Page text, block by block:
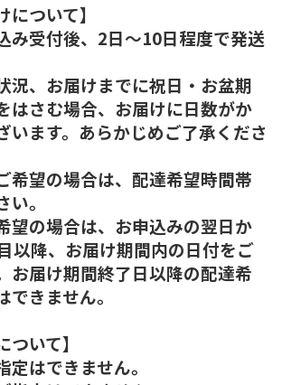
について】
み受付後、2日～10日程度で発送
況、お届けまでに祝日・お盆期
はさむ場合、お届けに日数がか
います。あらかじめご了承くださ
希望の場合は、配達希望時間帯
。
望の場合は、お申込みの翌日か
以降、お届け期間内の日付をご
お届け期間終了日以降の配達希
きません。
ついて】
はできません。